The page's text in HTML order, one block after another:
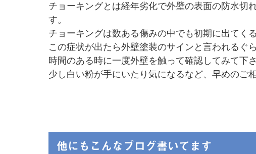
チョーキングとは経年劣化で外壁の表面の防水切
す。
チョーキングは数ある傷みの中でも初期に出てく
この症状が出たら外壁塗装のサインと言われるぐ
時間のある時に一度外壁を触って確認してみて下さ
少し白い粉が手にいたり気になるなど、早めのご
他にもこんなブログ書いてます